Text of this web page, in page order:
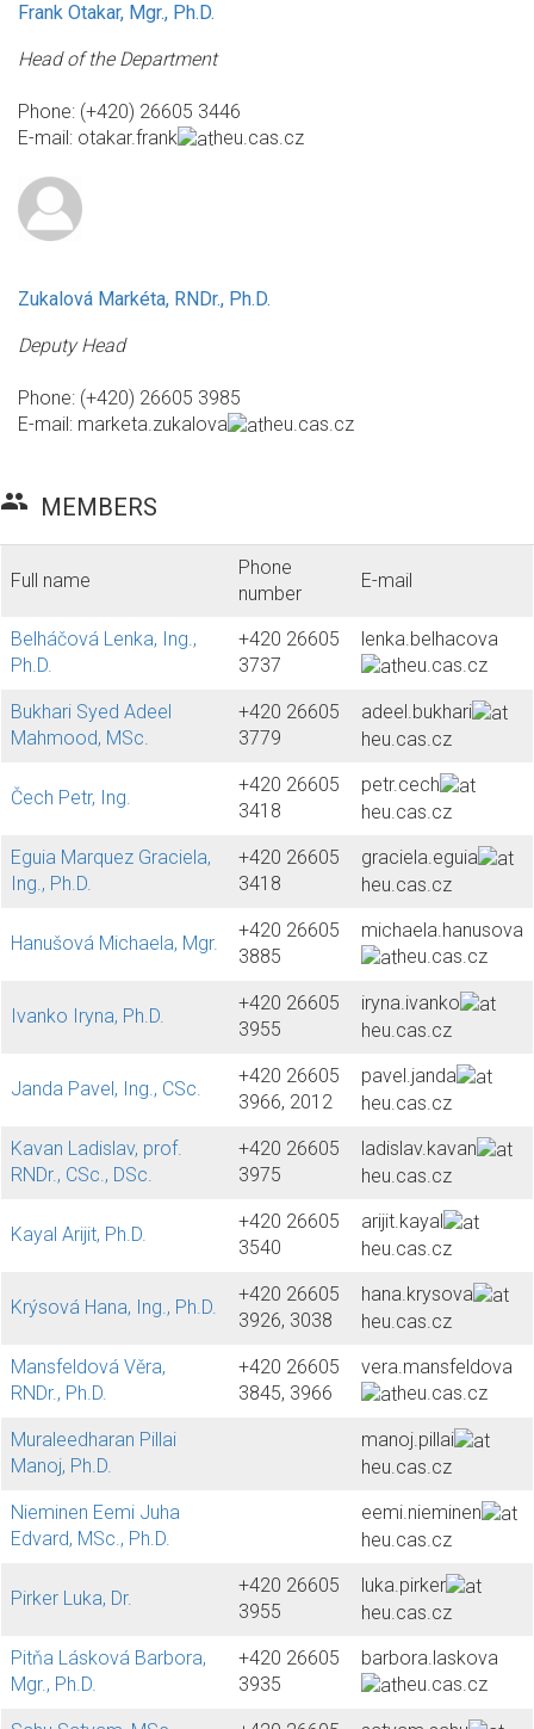
Frank Otakar, Mgr., Ph.D.
Head of the Department
Phone: (+420) 26605 3446
E-mail: otakar.frank heu.cas.cz
Zukalová Markéta, RNDr., Ph.D.
Deputy Head
Phone: (+420) 26605 3985
E-mail: marketa.zukalova heu.cas.cz
group MEMBERS
Full name
Phone
number
E-mail
Belháčová Lenka, Ing.,
Ph.D.
+420 26605
3737
lenka.belhacova
heu.cas.cz
Bukhari Syed Adeel
Mahmood, MSc.
+420 26605
3779
adeel.bukhari
heu.cas.cz
Čech Petr, Ing.
+420 26605
3418
petr.cech
heu.cas.cz
Eguia Marquez Graciela,
Ing., Ph.D.
+420 26605
3418
graciela.eguia
heu.cas.cz
Hanušová Michaela, Mgr.
+420 26605
3885
michaela.hanusova
heu.cas.cz
Ivanko Iryna, Ph.D.
+420 26605
3955
iryna.ivanko
heu.cas.cz
Janda Pavel, Ing., CSc.
+420 26605
3966, 2012
pavel.janda
heu.cas.cz
Kavan Ladislav, prof.
RNDr., CSc., DSc.
+420 26605
3975
ladislav.kavan
heu.cas.cz
Kayal Arijit, Ph.D.
+420 26605
3540
arijit.kayal
heu.cas.cz
Krýsová Hana, Ing., Ph.D.
+420 26605
3926, 3038
hana.krysova
heu.cas.cz
Mansfeldová Věra,
RNDr., Ph.D.
+420 26605
3845, 3966
vera.mansfeldova
heu.cas.cz
Muraleedharan Pillai
Manoj, Ph.D.
manoj.pillai
heu.cas.cz
Nieminen Eemi Juha
Edvard, MSc., Ph.D.
eemi.nieminen
heu.cas.cz
Pirker Luka, Dr.
+420 26605
3955
luka.pirker
heu.cas.cz
Pitňa Lásková Barbora,
Mgr., Ph.D.
+420 26605
3935
barbora.laskova
heu.cas.cz